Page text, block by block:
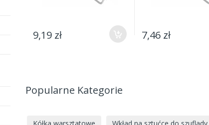
9,19 zł 7,46 zł
Popularne Kategorie